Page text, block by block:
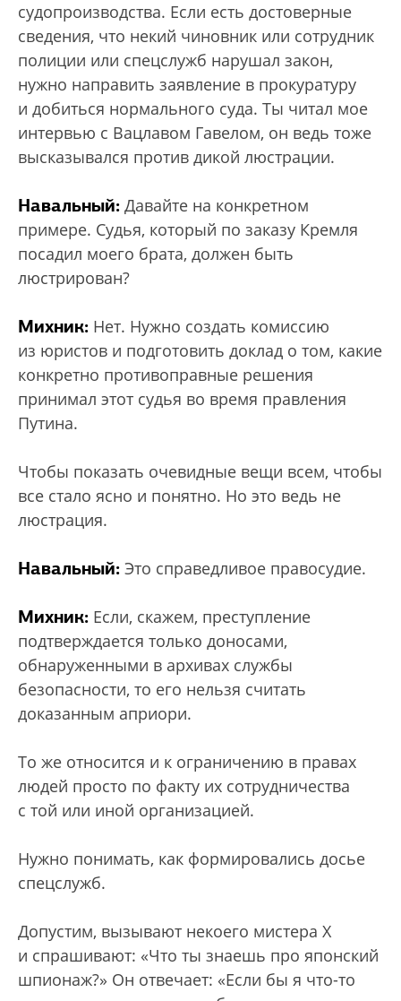
судопроизводства. Если есть достоверные
сведения, что некий чиновник или сотрудник
полиции или спецслужб нарушал закон,
нужно направить заявление в прокуратуру
и добиться нормального суда. Ты читал мое
интервью с Вацлавом Гавелом, он ведь тоже
высказывался против дикой люстрации.
Навальный: Давайте на конкретном
примере. Судья, который по заказу Кремля
посадил моего брата, должен быть
люстрирован?
Михник: Нет. Нужно создать комиссию
из юристов и подготовить доклад о том, какие
конкретно противоправные решения
принимал этот судья во время правления
Путина.
Чтобы показать очевидные вещи всем, чтобы
все стало ясно и понятно. Но это ведь не
люстрация.
Навальный: Это справедливое правосудие.
Михник: Если, скажем, преступление
подтверждается только доносами,
обнаруженными в архивах службы
безопасности, то его нельзя считать
доказанным априори.
То же относится и к ограничению в правах
людей просто по факту их сотрудничества
с той или иной организацией.
Нужно понимать, как формировались досье
спецслужб.
Допустим, вызывают некоего мистера X
и спрашивают: «Что ты знаешь про японский
шпионаж?» Он отвечает: «Если бы я что-то